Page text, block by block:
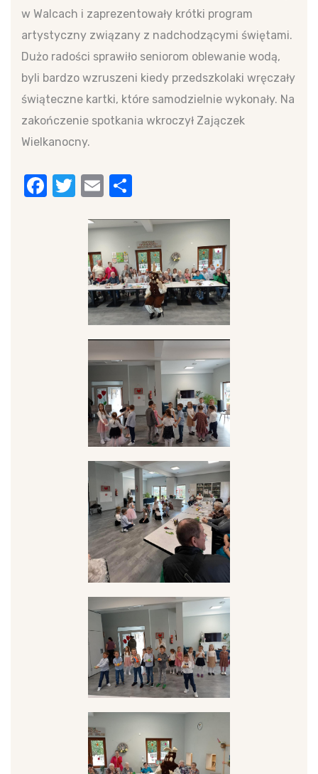
w Walcach i zaprezentowały krótki program
artystyczny związany z nadchodzącymi świętami.
Dużo radości sprawiło seniorom oblewanie wodą,
byli bardzo wzruszeni kiedy przedszkolaki wręczały
świąteczne kartki, które samodzielnie wykonały. Na
zakończenie spotkania wkroczył Zajączek
Wielkanocny.
Facebook
Twitter
Email